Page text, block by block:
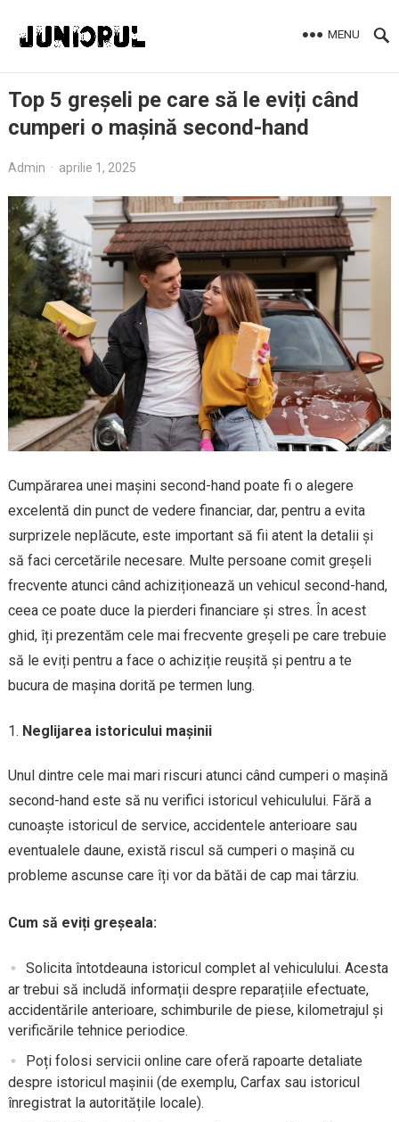
MENU
Top 5 greșeli pe care să le eviți când
cumperi o mașină second-hand
Admin · aprilie 1, 2025
Cumpărarea unei mașini second-hand poate fi o alegere
excelentă din punct de vedere financiar, dar, pentru a evita
surprizele neplăcute, este important să fii atent la detalii și
să faci cercetările necesare. Multe persoane comit greșeli
frecvente atunci când achiziționează un vehicul second-hand,
ceea ce poate duce la pierderi financiare și stres. În acest
ghid, îți prezentăm cele mai frecvente greșeli pe care trebuie
să le eviți pentru a face o achiziție reușită și pentru a te
bucura de mașina dorită pe termen lung.
Neglijarea istoricului mașinii
Unul dintre cele mai mari riscuri atunci când cumperi o mașină
second-hand este să nu verifici istoricul vehiculului. Fără a
cunoaște istoricul de service, accidentele anterioare sau
eventualele daune, există riscul să cumperi o mașină cu
probleme ascunse care îți vor da bătăi de cap mai târziu.
Cum să eviți greșeala:
Solicita întotdeauna istoricul complet al vehiculului. Acesta
ar trebui să includă informații despre reparațiile efectuate,
accidentările anterioare, schimburile de piese, kilometrajul și
verificările tehnice periodice.
Poți folosi servicii online care oferă rapoarte detaliate
despre istoricul mașinii (de exemplu, Carfax sau istoricul
înregistrat la autoritățile locale).